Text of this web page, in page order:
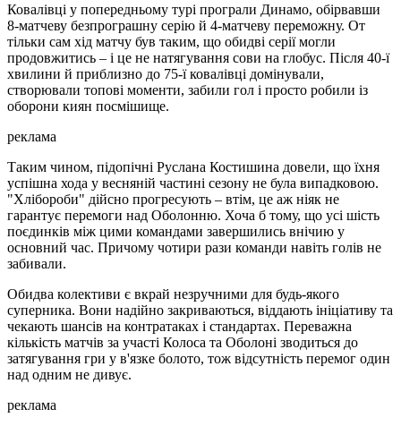
Ковалівці у попередньому турі програли Динамо, обірвавши
8-матчеву безпрограшну серію й 4-матчеву переможну. От
тільки сам хід матчу був таким, що обидві серії могли
продовжитись – і це не натягування сови на глобус. Після 40-ї
хвилини й приблизно до 75-ї ковалівці домінували,
створювали топові моменти, забили гол і просто робили із
оборони киян посмішище.
реклама
Таким чином, підопічні Руслана Костишина довели, що їхня
успішна хода у весняній частині сезону не була випадковою.
"Хлібороби" дійсно прогресують – втім, це аж ніяк не
гарантує перемоги над Оболонню. Хоча б тому, що усі шість
поєдинків між цими командами завершились внічию у
основний час. Причому чотири рази команди навіть голів не
забивали.
Обидва колективи є вкрай незручними для будь-якого
суперника. Вони надійно закриваються, віддають ініціативу та
чекають шансів на контратаках і стандартах. Переважна
кількість матчів за участі Колоса та Оболоні зводиться до
затягування гри у в'язке болото, тож відсутність перемог один
над одним не дивує.
реклама